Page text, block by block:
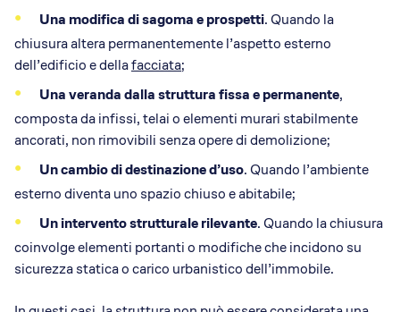
Una modifica di sagoma e prospetti. Quando la
chiusura altera permanentemente l’aspetto esterno
dell’edificio e dellafacciata;
Una veranda dalla struttura fissa e permanente,
composta da infissi, telai o elementi murari stabilmente
ancorati, non rimovibili senza opere di demolizione;
Un cambio di destinazione d’uso. Quando l’ambiente
esterno diventa uno spazio chiuso e abitabile;
Un intervento strutturale rilevante. Quando la chiusura
coinvolge elementi portanti o modifiche che incidono su
sicurezza statica o carico urbanistico dell’immobile.